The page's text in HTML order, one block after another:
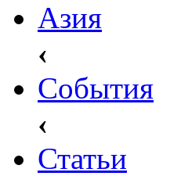
Азия
‹
События
‹
Статьи